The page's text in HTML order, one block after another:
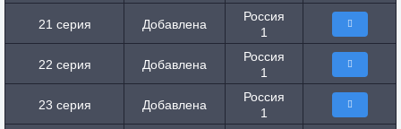
21 серия Добавлена
Россия
1
22 серия Добавлена
Россия
1
23 серия Добавлена
Россия
1